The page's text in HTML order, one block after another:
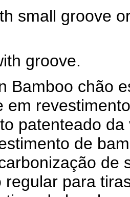
small groove
groove.
Bamboo chão
em
patenteado
de
de
regular para